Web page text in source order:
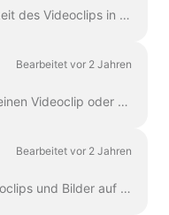
Sie können die Geschwindigkeit des Videoclips in Wave.video ändern. Gehen Sie dazu zum Schritt Bearbeiten und wählen Sie die gewünschte Geschwindigkeit aus. Standardmäßig ist die Videogeschwindigkeit ...
Bearbeitet vor 2 Jahren
In Wave.video können Sie in einen Videoclip oder ein Bild hinein- und herauszoomen. Sobald Sie herauszoomen, fügt der Video Maker automatisch einen einfarbigen Hintergrund hinzu, um ...
Bearbeitet vor 2 Jahren
Sie können Ihre eigenen Videoclips und Bilder auf Wave.video hochladen und daraus Videos erstellen. Sie können Ihre eigenen Mediendateien mit denen von anderen Anbietern m...